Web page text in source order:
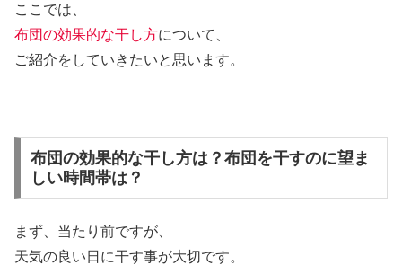
ここでは、
布団の効果的な干し方について、
ご紹介をしていきたいと思います。
布団の効果的な干し方は？布団を干すのに望ま
しい時間帯は？
まず、当たり前ですが、
天気の良い日に干す事が大切です。